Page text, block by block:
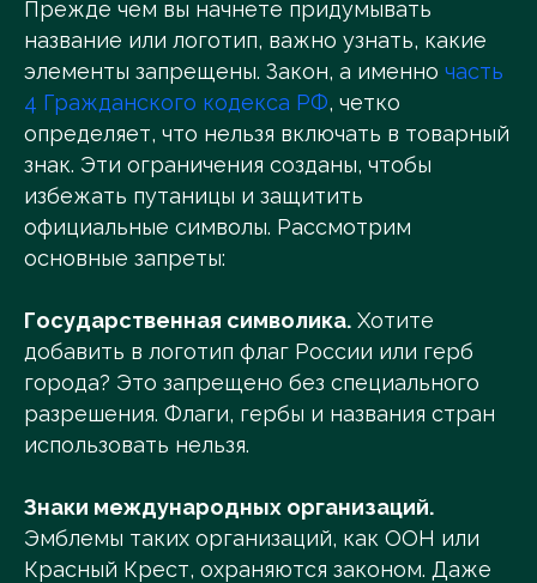
Прежде чем вы начнете придумывать
название или логотип, важно узнать, какие
элементы запрещены. Закон, а именно часть
4 Гражданского кодекса РФ, четко
определяет, что нельзя включать в товарный
знак. Эти ограничения созданы, чтобы
избежать путаницы и защитить
официальные символы. Рассмотрим
основные запреты:
Государственная символика. Хотите
добавить в логотип флаг России или герб
города? Это запрещено без специального
разрешения. Флаги, гербы и названия стран
использовать нельзя.
Знаки международных организаций.
Эмблемы таких организаций, как ООН или
Красный Крест, охраняются законом. Даже